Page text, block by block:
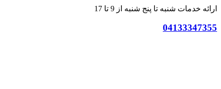
ارائه خدمات شنبه تا پنج شنبه از 9 تا 17
04133347355